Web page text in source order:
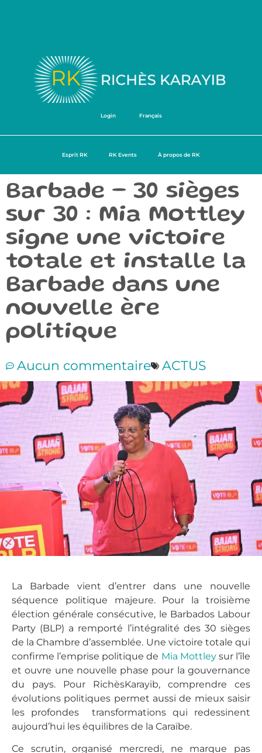
Login Français
Esprit RK RK Events À propos de RK
Barbade – 30 sièges
sur 30 : Mia Mottley
signe une victoire
totale et installe la
Barbade dans une
nouvelle ère
politique
Aucun commentaire ACTUS
La Barbade vient d’entrer dans une nouvelle
séquence politique majeure. Pour la troisième
élection générale consécutive, le Barbados Labour
Party (BLP) a remporté l’intégralité des 30 sièges
de la Chambre d’assemblée. Une victoire totale qui
confirme l’emprise politique de Mia Mottleysur l’île
et ouvre une nouvelle phase pour la gouvernance
du pays. Pour RichèsKarayib, comprendre ces
évolutions politiques permet aussi de mieux saisir
les profondes transformations qui redessinent
aujourd’hui les équilibres de la Caraïbe.
Ce scrutin, organisé mercredi, ne marque pas